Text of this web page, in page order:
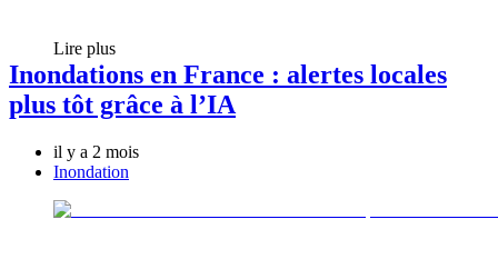
Lire plus
Inondations en France : alertes locales
plus tôt grâce à l’IA
il y a 2 mois
Inondation